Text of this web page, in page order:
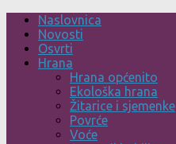
Skip
content
Naslovnica
Novosti
Osvrti
Hrana
Hrana općenito
Ekološka hrana
Žitarice i sjemenke
Povrće
Voće